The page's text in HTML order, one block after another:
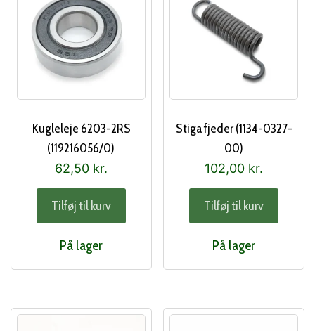
Kugleleje 6203-2RS
(119216056/0)
62,50 kr.
Tilføj til kurv
På lager
Stiga fjeder (1134-0327-
00)
102,00 kr.
Tilføj til kurv
På lager